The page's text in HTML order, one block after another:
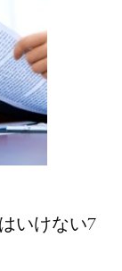
いけない7